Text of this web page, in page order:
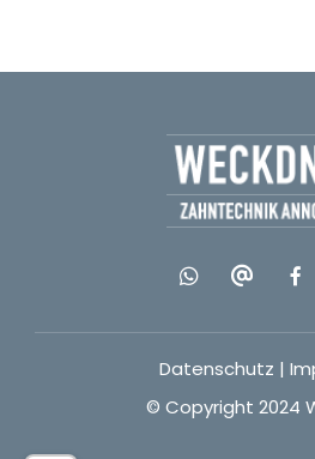
Datenschutz |
© Copyright 2024